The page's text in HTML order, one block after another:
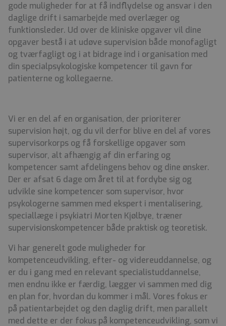
gode muligheder for at få indflydelse og ansvar i den
daglige drift i samarbejde med overlæger og
funktionsleder. Ud over de kliniske opgaver vil dine
opgaver bestå i at udøve supervision både monofagligt
og tværfagligt og i at bidrage ind i organisation med
din specialpsykologiske kompetencer til gavn for
patienterne og kollegaerne.
Vi er en del af en organisation, der prioriterer
supervision højt, og du vil derfor blive en del af vores
supervisorkorps og få forskellige opgaver som
supervisor, alt afhængig af din erfaring og
kompetencer samt afdelingens behov og dine ønsker.
Der er afsat 6 dage om året til at fordybe sig og
udvikle sine kompetencer som supervisor, hvor
psykologerne sammen med ekspert i mentalisering,
speciallæge i psykiatri Morten Kjølbye, træner
supervisionskompetencer både praktisk og teoretisk.
Vi har generelt gode muligheder for
kompetenceudvikling, efter- og videreuddannelse, og
er du i gang med en relevant specialistuddannelse,
men endnu ikke er færdig, lægger vi sammen med dig
en plan for, hvordan du kommer i mål. Vores fokus er
på patientarbejdet og den daglig drift, men parallelt
med dette er der fokus på kompetenceudvikling, som vi